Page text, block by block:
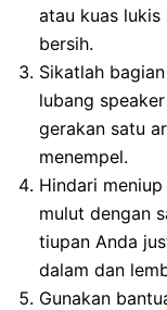
atau kuas
bersih.
Sikatlah
lubang
gerakan satu
menempel.
Hindari
mulut dengan
tiupan Anda
dalam dan
Gunakan